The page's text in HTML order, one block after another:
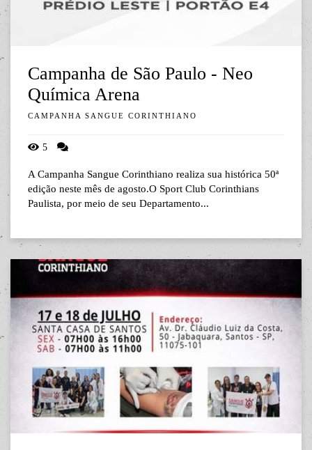
Campanha de São Paulo - Neo
Química Arena
CAMPANHA SANGUE CORINTHIANO
5
A Campanha Sangue Corinthiano realiza sua histórica 50ª
edição neste mês de agosto.O Sport Club Corinthians
Paulista, por meio de seu Departamento...